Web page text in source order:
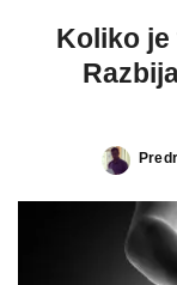
Koliko je